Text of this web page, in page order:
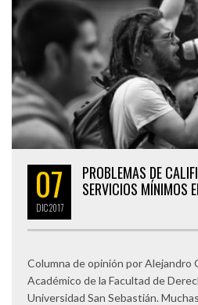
07
DIC2017
PROBLEMAS DE
SERVICIOS MÍNIMOS
Columna de opinión por Alejandro
Académico de la Facultad de
Universidad San Sebastián.